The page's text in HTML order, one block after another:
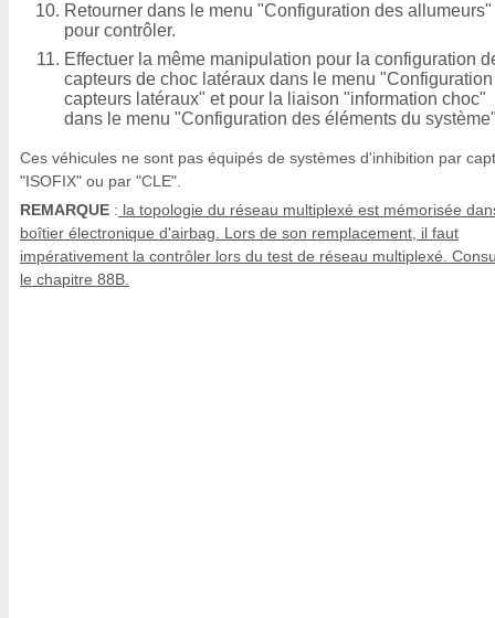
Retourner dans le menu "Configuration des allumeurs"
pour contrôler.
Effectuer la même manipulation pour la configuration
capteurs de choc latéraux dans le menu
capteurs latéraux" et pour la liaison "information choc"
dans le menu "Configuration des éléments du
Ces véhicules ne sont pas équipés de systèmes d'inhibition par
"ISOFIX" ou par "CLE".
REMARQUE : la topologie du réseau multiplexé est mémorisée
boîtier électronique d'airbag. Lors de son remplacement, il faut
impérativement la contrôler lors du test de réseau multiplexé.
le chapitre 88B.